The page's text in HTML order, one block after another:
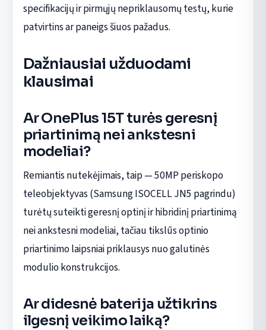
specifikacijų ir pirmųjų nepriklausomų testų, kurie
patvirtins ar paneigs šiuos pažadus.
Dažniausiai užduodami
klausimai
Ar OnePlus 15T turės geresnį
priartinimą nei ankstesni
modeliai?
Remiantis nutekėjimais, taip — 50MP periskopo
teleobjektyvas (Samsung ISOCELL JN5 pagrindu)
turėtų suteikti geresnį optinį ir hibridinį priartinimą
nei ankstesni modeliai, tačiau tikslūs optinio
priartinimo laipsniai priklausys nuo galutinės
modulio konstrukcijos.
Ar didesnė baterija užtikrins
ilgesnį veikimo laiką?